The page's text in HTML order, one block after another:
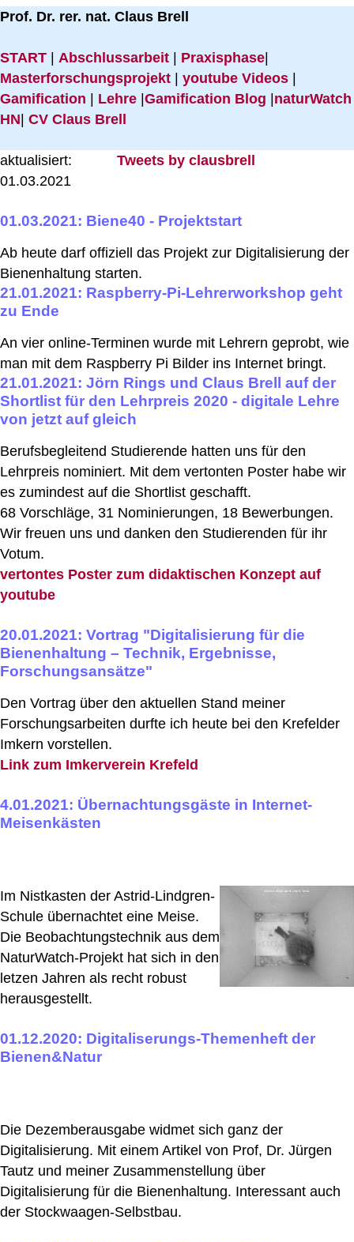
Prof. Dr. rer. nat. Claus Brell
START Abschlussarbeit Praxisphase
Masterforschungsprojekt
youtube Videos
Gamification
Lehre Gamification Blog naturWatch
HN CV Claus Brell
Tweets by clausbrell
aktualisiert:
01.03.2021
01.03.2021: Biene40 - Projektstart
Ab heute darf offiziell das Projekt zur Digitalisierung der
Bienenhaltung starten.
21.01.2021: Raspberry-Pi-Lehrerworkshop geht
zu Ende
An vier online-Terminen wurde mit Lehrern geprobt, wie
man mit dem Raspberry Pi Bilder ins Internet bringt.
21.01.2021: Jörn Rings und Claus Brell auf der
Shortlist für den Lehrpreis 2020 - digitale Lehre
von jetzt auf gleich
Berufsbegleitend Studierende hatten uns für den
Lehrpreis nominiert. Mit dem vertonten Poster habe wir
es zumindest auf die Shortlist geschafft.
68 Vorschläge, 31 Nominierungen, 18 Bewerbungen.
Wir freuen uns und danken den Studierenden für ihr
Votum.
vertontes Poster zum didaktischen Konzept auf
youtube
20.01.2021: Vortrag "Digitalisierung für die
Bienenhaltung – Technik, Ergebnisse,
Forschungsansätze"
Den Vortrag über den aktuellen Stand meiner
Forschungsarbeiten durfte ich heute bei den Krefelder
Imkern vorstellen.
Link zum Imkerverein Krefeld
4.01.2021: Übernachtungsgäste in Internet-
Meisenkästen
Im Nistkasten der Astrid-Lindgren-
Schule übernachtet eine Meise.
Die Beobachtungstechnik aus dem
NaturWatch-Projekt hat sich in den
letzen Jahren als recht robust
herausgestellt.
01.12.2020: Digitaliserungs-Themenheft der
Bienen&Natur
Die Dezemberausgabe widmet sich ganz der
Digitalisierung. Mit einem Artikel von Prof, Dr. Jürgen
Tautz und meiner Zusammenstellung über
Digitalisierung für die Bienenhaltung. Interessant auch
der Stockwaagen-Selbstbau.